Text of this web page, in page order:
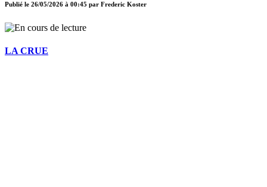
Publié le 26/05/2026 à 00:45 par Frederic Koster
LA CRUE